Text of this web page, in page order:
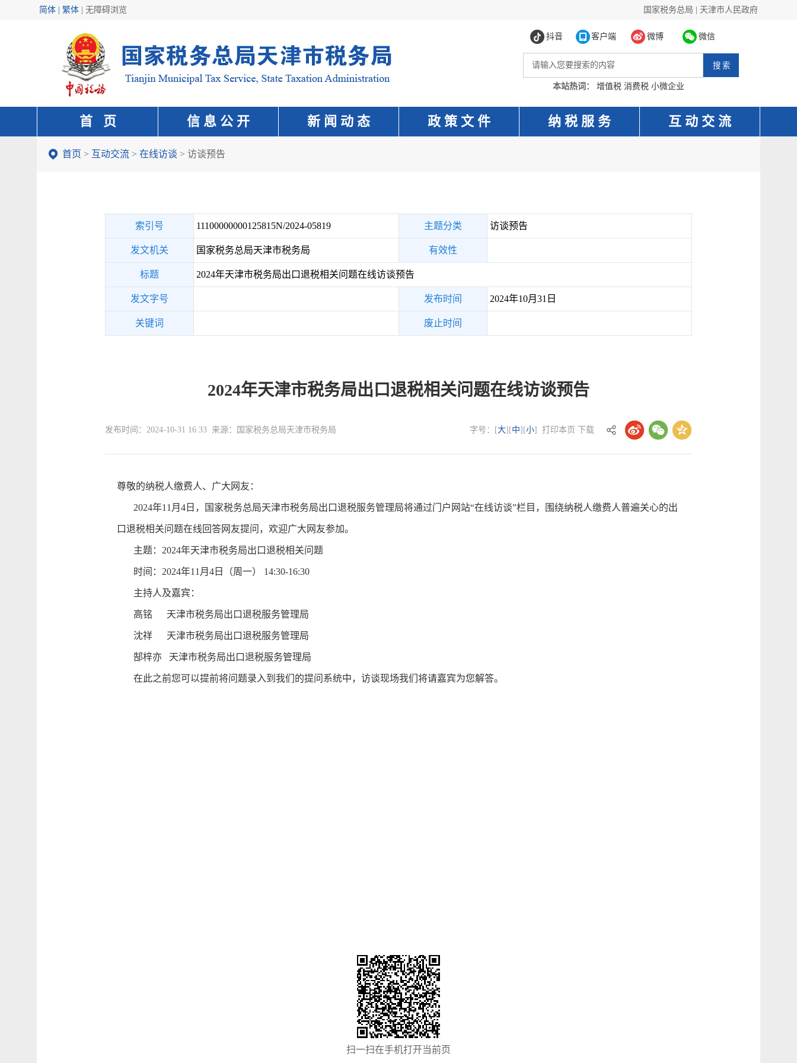
简体 | 繁体 无障碍浏览 国家税务总局 天津市人民政府
抖音 客户端 微博 微信
本站热词： 增值税 消费税 小微企业
首 页 信 息 公 开 新 闻 动 态 政 策 文 件 纳 税 服 务 互 动 交 流
首页 > 互动交流 > 在线访谈 > 访谈预告
索引号 11100000000125815N/2024-05819 主题分类 访谈预告
发文机关 国家税务总局天津市税务局 有效性
标题 2024年天津市税务局出口退税相关问题在线访谈预告
发文字号 发布时间 2024年10月31日
关键词 废止时间
2024年天津市税务局出口退税相关问题在线访谈预告
发布时间：2024-10-31 16:33 来源：国家税务总局天津市税务局 字号：[大][中][小] 打印本页 下载
尊敬的纳税人缴费人、广大网友：
2024年11月4日，国家税务总局天津市税务局出口退税服务管理局将通过门户网站“在线访谈”栏目，围绕纳税人缴费人普遍关心的出
口退税相关问题在线回答网友提问，欢迎广大网友参加。
主题：2024年天津市税务局出口退税相关问题
时间：2024年11月4日（周一） 14:30-16:30
主持人及嘉宾：
高铭 天津市税务局出口退税服务管理局
沈祥 天津市税务局出口退税服务管理局
郜梓亦 天津市税务局出口退税服务管理局
在此之前您可以提前将问题录入到我们的提问系统中，访谈现场我们将请嘉宾为您解答。
扫一扫在手机打开当前页